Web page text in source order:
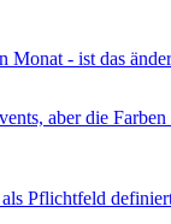
Monat - ist das
aber die
Pflichtfeld